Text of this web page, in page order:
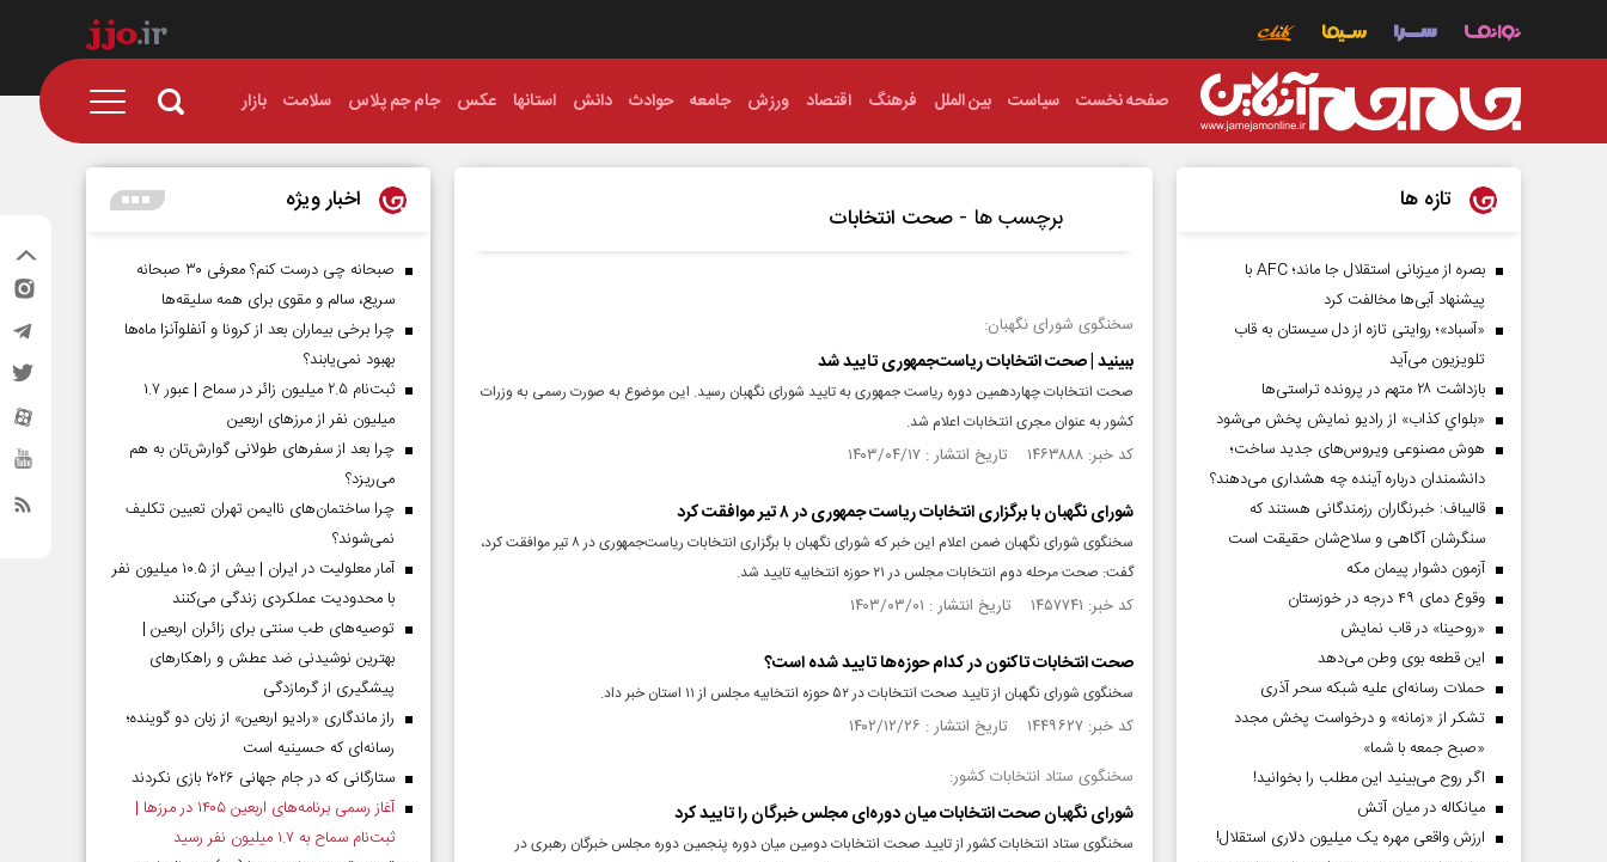
صفحه نخست سیاست بین الملل فرهنگ اقتصاد ورزش جامعه حوادث دانش استانها عکس جام جم پلاس سلامت بازار
برچسب ها - صحت انتخابات
سخنگوی شورای نگهبان:
ببینید | صحت انتخابات ریاست‌جمهوری تایید شد
صحت انتخابات چهاردهمین دوره ریاست جمهوری به تایید شورای نگهبان رسید. این موضوع به صورت رسمی به وزرات
کشور به عنوان مجری انتخابات اعلام شد.
کد خبر: ۱۴۶۳۸۸۸ تاریخ انتشار : ۱۴۰۳/۰۴/۱۷
شورای نگهبان با برگزاری انتخابات ریاست‌ جمهوری در ۸ تیر موافقت کرد
سخنگوی شورای نگهبان ضمن اعلام این خبر که شورای نگهبان با برگزاری انتخابات ریاست‌جمهوری در ۸ تیر موافقت کرد،
گفت: صحت مرحله دوم انتخابات مجلس در ۲۱ حوزه انتخابیه تایید شد.
کد خبر: ۱۴۵۷۷۴۱ تاریخ انتشار : ۱۴۰۳/۰۳/۰۱
صحت انتخابات تاکنون در کدام حوزه‌ها تایید شده است؟
سخنگوی شورای نگهبان از تایید صحت انتخابات در ۵۲ حوزه انتخابیه مجلس از ۱۱ استان خبر داد.
کد خبر: ۱۴۴۹۶۲۷ تاریخ انتشار : ۱۴۰۲/۱۲/۲۶
سخنگوی ستاد انتخابات کشور:
شورای نگهبان صحت انتخابات میان دوره‌ای مجلس خبرگان را تایید کرد
سخنگوی ستاد انتخابات کشور از تایید صحت انتخابات دومین میان دوره پنجمین دوره مجلس خبرگان رهبری در
تازه ها
بصره از میزبانی استقلال جا ماند؛ AFC با
پیشنهاد آبی‌ها مخالفت کرد
«آسباد»؛ روایتی تازه از دل سیستان به قاب
تلویزیون می‌آید
بازداشت ۲۸ متهم در پرونده تراستی‌ها
«بلواي کذاب» از رادیو نمایش پخش می‌شود
هوش مصنوعی ویروس‌های جدید ساخت؛
دانشمندان درباره آینده چه هشداری می‌دهند؟
قالیباف: خبرنگاران رزمندگانی هستند که
سنگرشان آگاهی و سلاح‌شان حقیقت است
آزمون دشوار پیمان مکه
وقوع دمای ۴۹ درجه در خوزستان
«روحینا» در قاب نمایش
این قطعه بوی وطن می‌دهد
حملات رسانه‌ای علیه شبکه سحر آذری
تشکر از «زمانه» و درخواست پخش مجدد
«صبح جمعه با شما»
اگر روح می‌بینید این مطلب را بخوانید!
میانکاله در میان آتش
ارزش واقعی مهره یک میلیون دلاری استقلال!
اخبار ویژه
صبحانه چی درست کنم؟ معرفی ۳۰ صبحانه
سریع، سالم و مقوی برای همه سلیقه‌ها
چرا برخی بیماران بعد از کرونا و آنفلوآنزا ماه‌ها
بهبود نمی‌یابند؟
ثبت‌نام ۲.۵ میلیون زائر در سماح | عبور ۱.۷
میلیون نفر از مرز‌های اربعین
چرا بعد از سفرهای طولانی گوارش‌تان به هم
می‌ریزد؟
چرا ساختمان‌های ناایمن تهران تعیین تکلیف
نمی‌شوند؟
آمار معلولیت در ایران | بیش از ۱۰.۵ میلیون نفر
با محدودیت عملکردی زندگی می‌کنند
توصیه‌های طب سنتی برای زائران اربعین |
بهترین نوشیدنی ضد عطش و راهکارهای
پیشگیری از گرمازدگی
راز ماندگاری «رادیو اربعین» از زبان دو گوینده؛
رسانه‌ای که حسینیه است
ستارگانی که در جام جهانی ۲۰۲۶ بازی نکردند
آغاز رسمی برنامه‌های اربعین ۱۴۰۵ در مرز‌ها |
ثبت‌نام سماح به ۱.۷ میلیون نفر رسید